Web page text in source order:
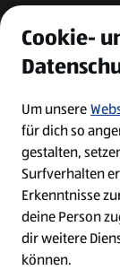
Cookie-
Um unsere
für dich so
gestalten,
Surfverhalten
Erkenntnisse
deine Person
dir weitere
können.